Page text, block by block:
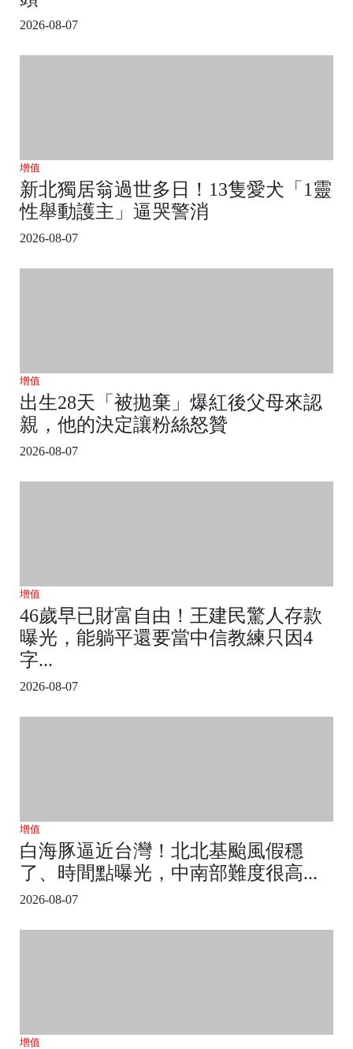
2026-08-07
增值
新北獨居翁過世多日！13隻愛犬「1靈
性舉動護主」逼哭警消
2026-08-07
增值
出生28天「被拋棄」爆紅後父母來認
親，他的決定讓粉絲怒贊
2026-08-07
增值
46歲早已財富自由！王建民驚人存款
曝光，能躺平還要當中信教練只因4
字...
2026-08-07
增值
白海豚逼近台灣！北北基颱風假穩
了、時間點曝光，中南部難度很高...
2026-08-07
增值